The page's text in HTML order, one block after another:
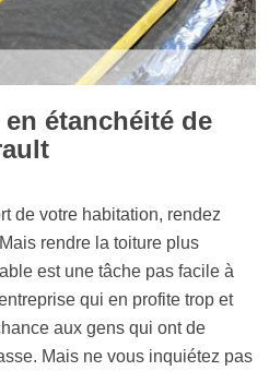
étanchéité de
de votre habitation, rendez
rendre la toiture plus
est une tâche pas facile à
qui en profite trop et
aux gens qui ont de
Mais ne vous inquiétez pas